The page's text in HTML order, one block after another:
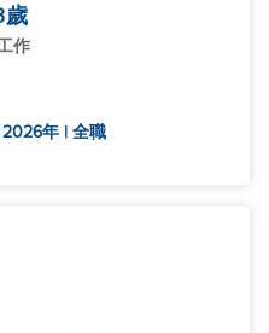
歲
作
年 | 全職